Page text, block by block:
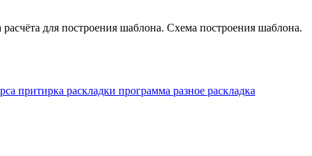
для построения шаблона. Схема построения шаблона.
притирка раскладки программа разное раскладка